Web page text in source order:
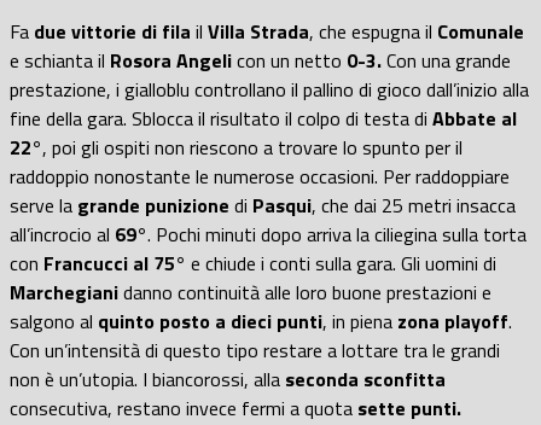
Fa due vittorie di fila il Villa Strada, che espugna il Comunale
e schianta il Rosora Angelicon un netto 0-3.Con una grande
prestazione, i gialloblu controllano il pallino di gioco dall’inizio alla
fine della gara. Sblocca il risultato il colpo di testa di Abbate al
22°, poi gli ospiti non riescono a trovare lo spunto per il
raddoppio nonostante le numerose occasioni. Per raddoppiare
serve la grande punizione di Pasqui, che dai 25 metri insacca
all’incrocio al 69°. Pochi minuti dopo arriva la ciliegina sulla torta
con Francucci al 75° e chiude i conti sulla gara. Gli uomini di
Marchegianidanno continuità alle loro buone prestazioni e
salgono al quinto posto a dieci punti, in piena zona playoff.
Con un’intensità di questo tipo restare a lottare tra le grandi
non è un’utopia. I biancorossi, alla seconda sconfitta
consecutiva, restano invece fermi a quota sette punti.